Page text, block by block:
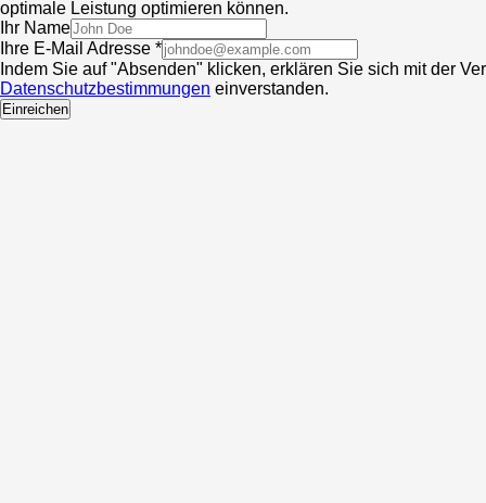
optimale Leistung optimieren können.
Ihr Name
Ihre E-Mail Adresse *
Indem Sie auf "Absenden" klicken, erklären Sie sich mit der
Datenschutzbestimmungen einverstanden.